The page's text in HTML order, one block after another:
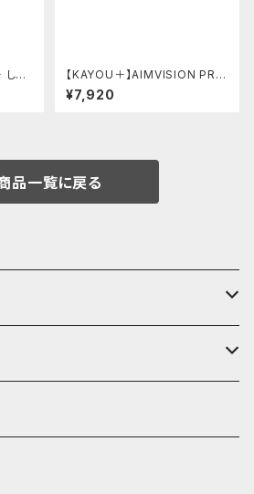
しー
【KAYOU＋】AIMVISION PR
O/エイムビジョンプロ (チタニウ
ムゴールド)
¥7,920
品一覧に戻る